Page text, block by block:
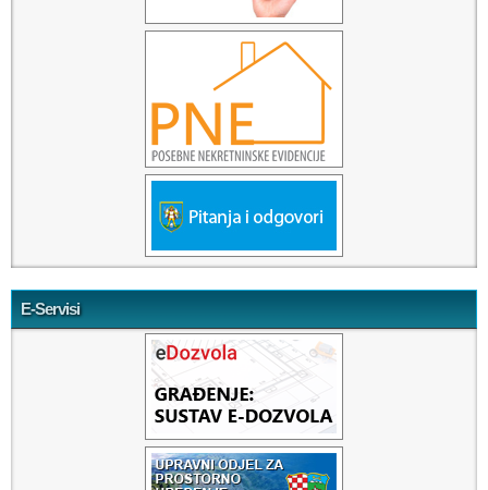
E-Servisi